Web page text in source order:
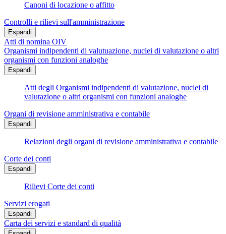
Canoni di locazione o affitto
Controlli e rilievi sull'amministrazione
Espandi
Atti di nomina OIV
Organismi indipendenti di valutuazione, nuclei di valutazione o altri
organismi con funzioni analoghe
Espandi
Atti degli Organismi indipendenti di valutazione, nuclei di
valutazione o altri organismi con funzioni analoghe
Organi di revisione amministrativa e contabile
Espandi
Relazioni degli organi di revisione amministrativa e contabile
Corte dei conti
Espandi
Rilievi Corte dei conti
Servizi erogati
Espandi
Carta dei servizi e standard di qualità